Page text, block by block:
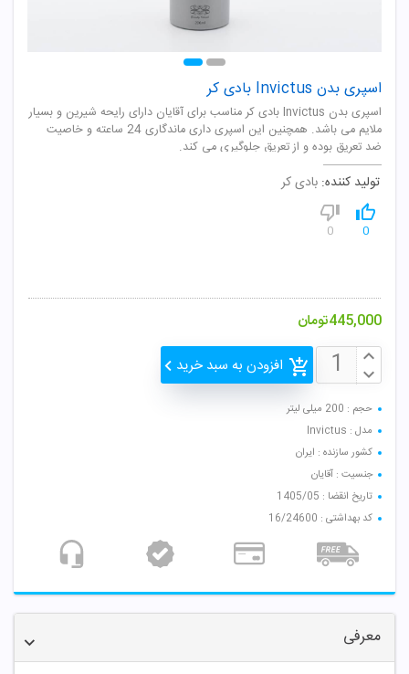
اسپری بدن Invictus بادی کر
اسپری بدن Invictus بادی کر مناسب برای آقایان دارای رایحه شیرین و بسیار
ملایم می باشد. همچنین این اسپری داری ماندگاری 24 ساعته و خاصیت
ضد تعریق بوده و از تعریق جلوگیری می کند.
تولید کننده: بادی کر
0
0
445,000تومان
افزودن به سبد خرید
حجم : 200 میلی لیتر
مدل : Invictus
کشور سازنده : ایران
جنسیت : آقایان
تاریخ انقضا : 1405/05
کد بهداشتی : 16/24600
معرفی